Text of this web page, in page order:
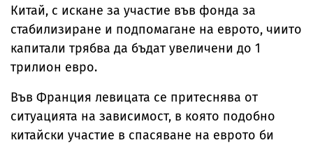
Китай, с искане за участие във фонда за
стабилизиране и подпомагане на еврото, чиито
капитали трябва да бъдат увеличени до 1
трилион евро.
Във Франция левицата се притеснява от
ситуацията на зависимост, в която подобно
китайски участие в спасяване на еврото би